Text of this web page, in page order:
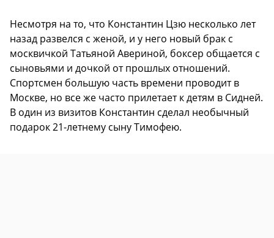
Несмотря на то, что Константин Цзю несколько лет
назад развелся с женой, и у него новый брак с
москвичкой Татьяной Авериной, боксер общается с
сыновьями и дочкой от прошлых отношений.
Спортсмен большую часть времени проводит в
Москве, но все же часто прилетает к детям в Сидней.
В один из визитов Константин сделал необычный
подарок 21-летнему сыну Тимофею.